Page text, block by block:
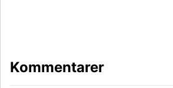
Kommentarer